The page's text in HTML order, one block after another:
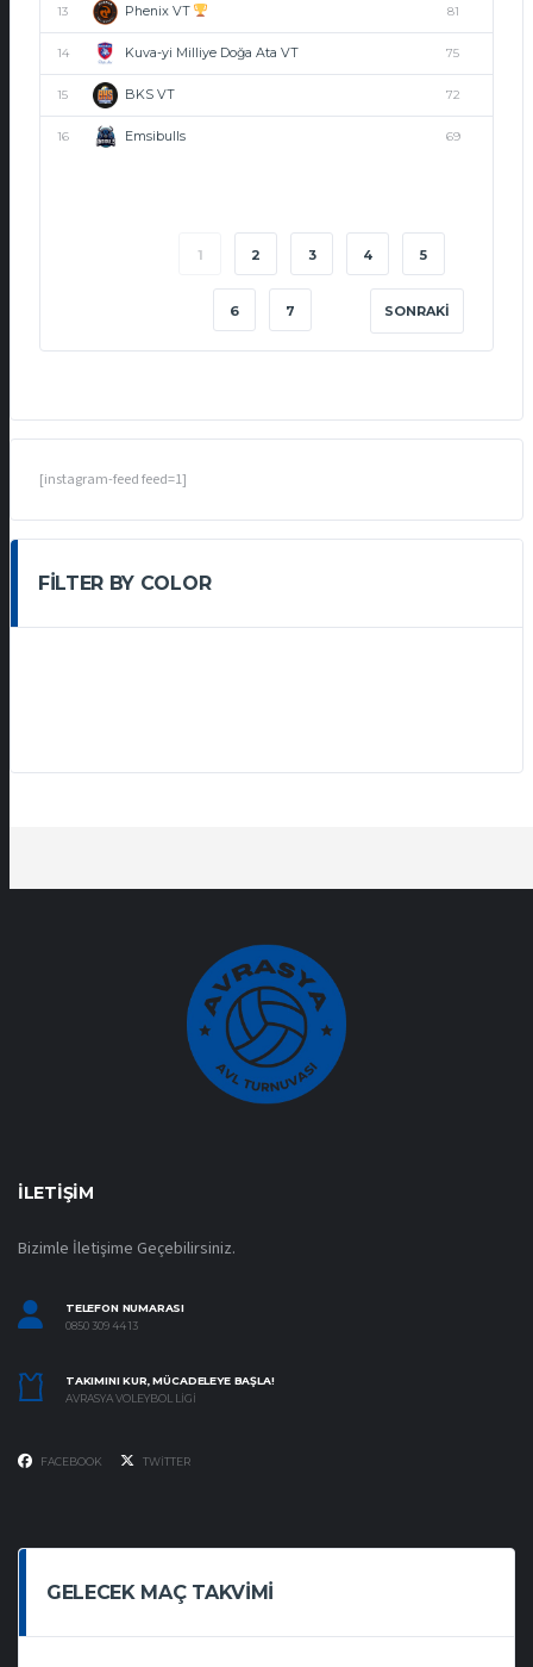
13 Phenix VT 81
14 Kuva-yi Milliye Doğa Ata VT 75
15 BKS VT 72
16 Emsibulls 69
1 2 3 4 5
6 7 SONRAKI
[instagram-feed feed=1]
FILTER BY COLOR
İLETIŞIM
Bizimle İletişime Geçebilirsiniz.
TELEFON NUMARASI
0850 309 44 13
TAKIMINI KUR, MÜCADELEYE BAŞLA!
AVRASYA VOLEYBOL LIGI
FACEBOOK TWITTER
GELECEK MAÇ TAKVIMI